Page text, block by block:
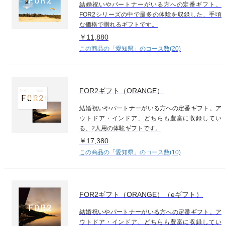
結婚祝いやパートナーがいる方への定番ギフト。
FOR2シリーズの中で最多の体験を収録した、手頃
な価格で贈れるギフトです。
￥11,880
この商品の「愛知県」のコース数(20)
FOR2ギフト（ORANGE）
結婚祝いやパートナーがいる方への定番ギフト。ア
ウトドア・インドア、どちらも豊富に収録してい
る、2人用の体験ギフトです。
￥17,380
この商品の「愛知県」のコース数(10)
FOR2ギフト（ORANGE）（eギフト）
結婚祝いやパートナーがいる方への定番ギフト。ア
ウトドア・インドア、どちらも豊富に収録してい